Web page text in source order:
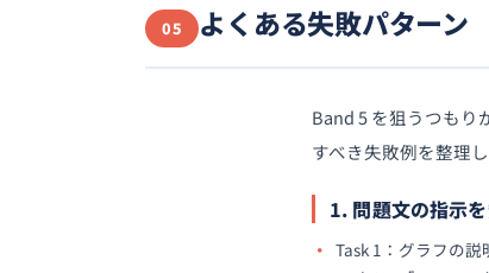
05 よくある失敗パターン
Band 5 を狙うつもり
すべき失敗例を整理し
1. 問題文の指示
Task 1：グラフの